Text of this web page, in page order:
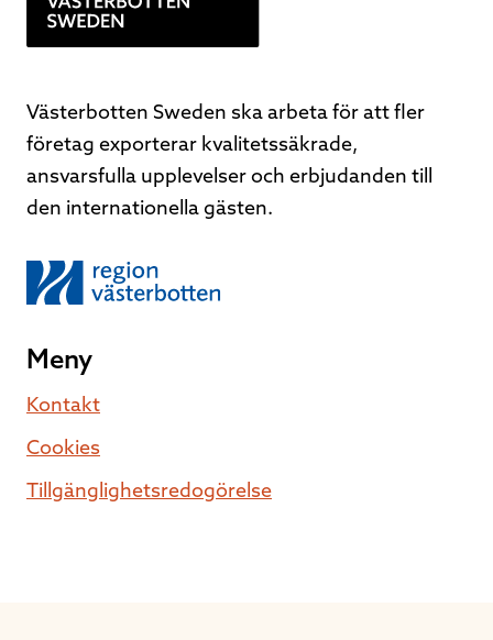
Västerbotten Sweden ska arbeta för att fler
företag exporterar kvalitetssäkrade,
ansvarsfulla upplevelser och erbjudanden till
den internationella gästen.
Meny
Kontakt
Cookies
Tillgänglighetsredogörelse